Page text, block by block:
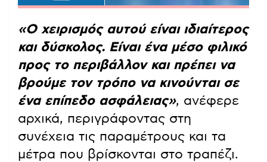
«Ο χειρισμός αυτού είναι ιδιαίτερος
και δύσκολος. Είναι ένα μέσο φιλικό
προς το περιβάλλον και πρέπει να
βρούμε τον τρόπο να κινούνται σε
ένα επίπεδο ασφάλειας», ανέφερε
αρχικά, περιγράφοντας στη
συνέχεια τις παραμέτρους και τα
μέτρα που βρίσκονται στο τραπέζι.